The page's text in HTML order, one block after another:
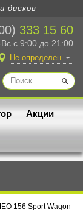
дисков
333 15 60
с 9:00 до 21:00
Не определен
Акции
156 Sport Wagon